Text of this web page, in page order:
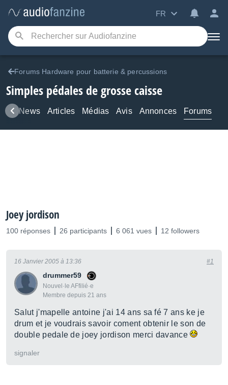
FR
Forums Hardware pour batterie & percussions
Simples pédales de grosse caisse
News Articles Médias Avis Annonces Forums
Joey jordison
100 réponses 26 participants 6 061 vues 12 followers
drummer59
Nouvel·le AFfilié·e
Membre depuis 21 ans
16 Janvier 2005 à 13:36 #1
Salut j'mapelle antoine j'ai 14 ans sa fé 7 ans ke je
drum et je voudrais savoir coment obtenir le son de
double pedale de joey jordison merci davance
signaler